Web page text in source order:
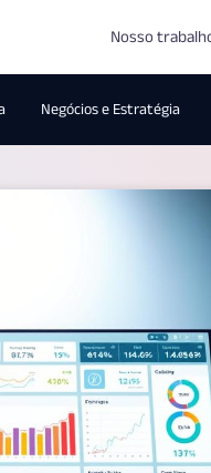
Nosso
Negócios e Estratégia